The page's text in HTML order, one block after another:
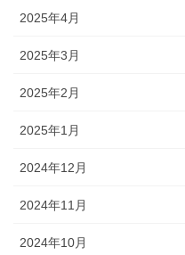
2025年4月
2025年3月
2025年2月
2025年1月
2024年12月
2024年11月
2024年10月